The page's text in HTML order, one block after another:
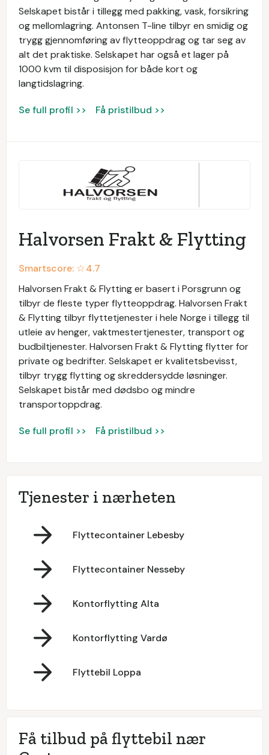
Selskapet bistår i tillegg med pakking, vask, forsikring
og mellomlagring. Antonsen T-line tilbyr en smidig og
trygg gjennomføring av flytteoppdrag og tar seg av
alt det praktiske. Selskapet har også et lager på
1000 kvm til disposisjon for både kort og
langtidslagring.
Se full profil >> Få pristilbud >>
Halvorsen Frakt & Flytting
Smartscore: ☆4.7
Halvorsen Frakt & Flytting er basert i Porsgrunn og
tilbyr de fleste typer flytteoppdrag. Halvorsen Frakt
& Flytting tilbyr flyttetjenester i hele Norge i tillegg til
utleie av henger, vaktmestertjenester, transport og
budbiltjenester. Halvorsen Frakt & Flytting flytter for
private og bedrifter. Selskapet er kvalitetsbevisst,
tilbyr trygg flytting og skreddersydde løsninger.
Selskapet bistår med dødsbo og mindre
transportoppdrag.
Se full profil >> Få pristilbud >>
Tjenester i nærheten
Flyttecontainer Lebesby
Flyttecontainer Nesseby
Kontorflytting Alta
Kontorflytting Vardø
Flyttebil Loppa
Få tilbud på flyttebil nær